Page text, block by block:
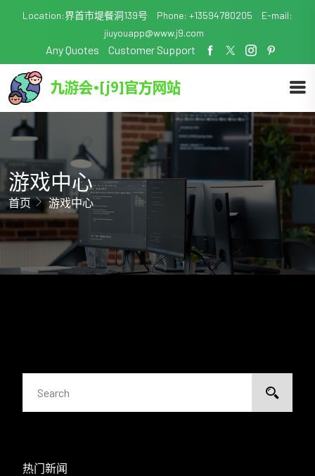
Location:界首市堤餐洞139号 Phone: +13594780205
E-mail:
jiuyouapp@www.j9.com
Any Quotes Customer Support
游戏中心
首页 游戏中心
热门新闻